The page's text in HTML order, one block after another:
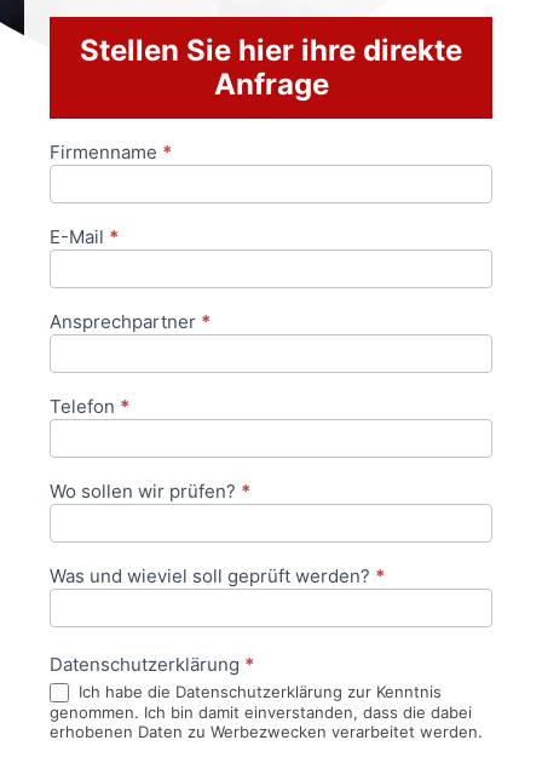
Stellen Sie hier ihre direkte
Anfrage
Anfrageformular
Firmenname *
E-Mail *
Ansprechpartner *
Telefon *
Wo sollen wir prüfen? *
Was und wieviel soll geprüft werden? *
Datenschutzerklärung *
Ich habe die Datenschutzerklärung zur Kenntnis
genommen. Ich bin damit einverstanden, dass die dabei
erhobenen Daten zu Werbezwecken verarbeitet werden.